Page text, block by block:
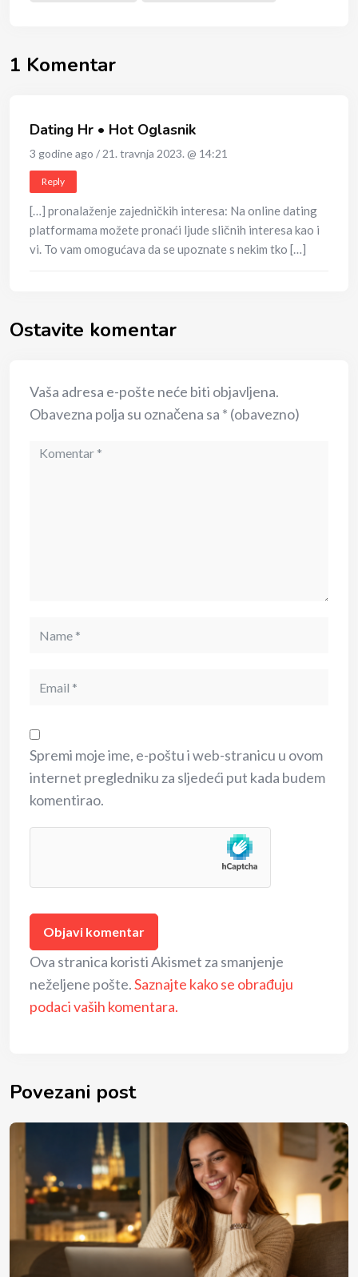
1 Komentar
Dating Hr • Hot Oglasnik
3 godine ago / 21. travnja 2023. @ 14:21
Reply
[…] pronalaženje zajedničkih interesa: Na online dating
platformama možete pronaći ljude sličnih interesa kao i
vi. To vam omogućava da se upoznate s nekim tko […]
Ostavite komentar
Vaša adresa e-pošte neće biti objavljena.
Obavezna polja su označena sa * (obavezno)
Spremi moje ime, e-poštu i web-stranicu u ovom
internet pregledniku za sljedeći put kada budem
komentirao.
Ova stranica koristi Akismet za smanjenje
neželjene pošte.Saznajte kako se obrađuju
podaci vaših komentara.
Povezani post